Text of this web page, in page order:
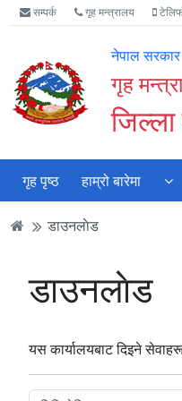
Accessibility
Mode
गर्नुहोस्
मुख्य
सामाग्री
मुख्य
नेभिगेसन
वेबसाइट
खोजमा
सम्पर्क गृह मन्त्रालय
नेपाल सरकार
गृह
गृह पृष्ठ हाम्रो बारेमा
डाउनलाेड
डाउनलाेड
यस कार्यालयबाट दिइने